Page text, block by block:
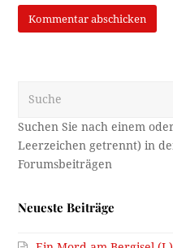
Neueste Beiträge